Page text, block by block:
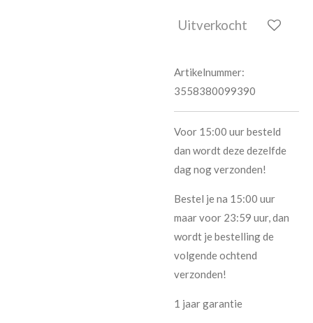
Uitverkocht
Artikelnummer:
3558380099390
Voor 15:00 uur besteld
dan wordt deze dezelfde
dag nog verzonden!
Bestel je na 15:00 uur
maar voor 23:59 uur, dan
wordt je bestelling de
volgende ochtend
verzonden!
1 jaar garantie